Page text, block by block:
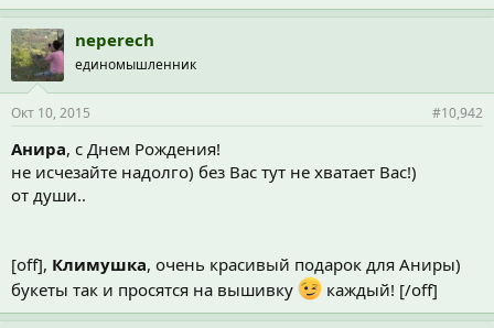
neperech
единомышленник
Окт 10, 2015 #10,942
Анира, c Днем Рождения!
не исчезайте надолго) без Вас тут не хватает Вас!)
от души..
[off], Климушка, очень красивый подарок для Аниры)
букеты так и просятся на вышивку
каждый! [/off]